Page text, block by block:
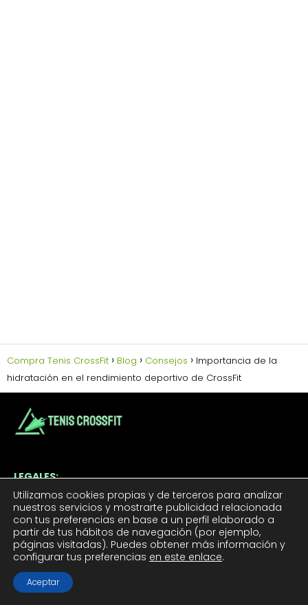
Compra Tenis CrossFit Blog Consejos
Importancia de la
hidratación en el rendimiento deportivo de CrossFit
LEGALES:
Aviso Legal
Política de Cookies
Política de Privacidad
Contacto
TUS TENIS CROSSFIT:
Utilizamos cookies propias y de terceros para analizar
nuestros servicios y mostrarte publicidad relacionada
con tus preferencias en base a un perfil elaborado a
partir de tus hábitos de navegación (por ejemplo,
páginas visitadas). Puedes obtener más información y
configurar tus preferencias en este enlace.
Aceptar